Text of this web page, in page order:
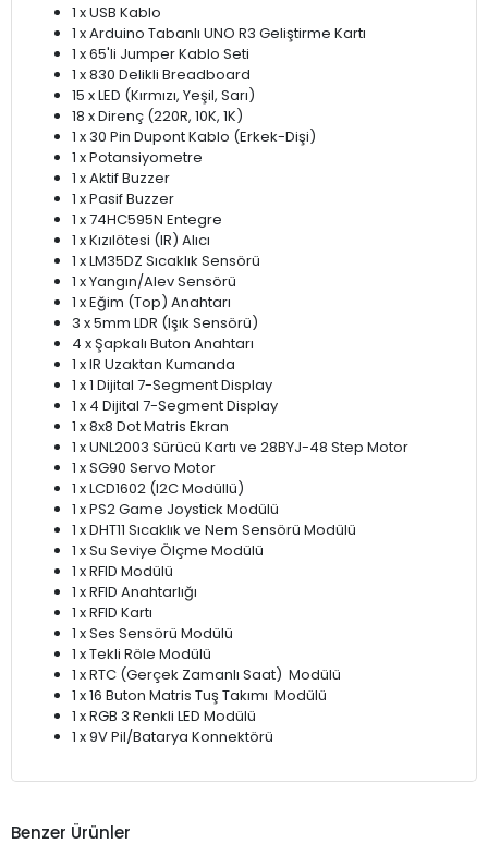
1 x USB Kablo
1 x Arduino Tabanlı UNO R3 Geliştirme Kartı
1 x 65'li Jumper Kablo Seti
1 x 830 Delikli Breadboard
15 x LED (Kırmızı, Yeşil, Sarı)
18 x Direnç (220R, 10K, 1K)
1 x 30 Pin Dupont Kablo (Erkek-Dişi)
1 x Potansiyometre
1 x Aktif Buzzer
1 x Pasif Buzzer
1 x 74HC595N Entegre
1 x Kızılötesi (IR) Alıcı
1 x LM35DZ Sıcaklık Sensörü
1 x Yangın/Alev Sensörü
1 x Eğim (Top) Anahtarı
3 x 5mm LDR (Işık Sensörü)
4 x Şapkalı Buton Anahtarı
1 x IR Uzaktan Kumanda
1 x 1 Dijital 7-Segment Display
1 x 4 Dijital 7-Segment Display
1 x 8x8 Dot Matris Ekran
1 x UNL2003 Sürücü Kartı ve 28BYJ-48 Step Motor
1 x SG90 Servo Motor
1 x LCD1602 (I2C Modüllü)
1 x PS2 Game Joystick Modülü
1 x DHT11 Sıcaklık ve Nem Sensörü Modülü
1 x Su Seviye Ölçme Modülü
1 x RFID Modülü
1 x RFID Anahtarlığı
1 x RFID Kartı
1 x Ses Sensörü Modülü
1 x Tekli Röle Modülü
1 x RTC (Gerçek Zamanlı Saat) Modülü
1 x 16 Buton Matris Tuş Takımı Modülü
1 x RGB 3 Renkli LED Modülü
1 x 9V Pil/Batarya Konnektörü
Benzer Ürünler